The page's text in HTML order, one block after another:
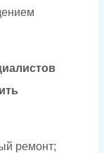
ремонт;